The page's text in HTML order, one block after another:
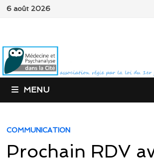
Passer
6 août 2026
MENU
COMMUNICATION
Prochain RDV